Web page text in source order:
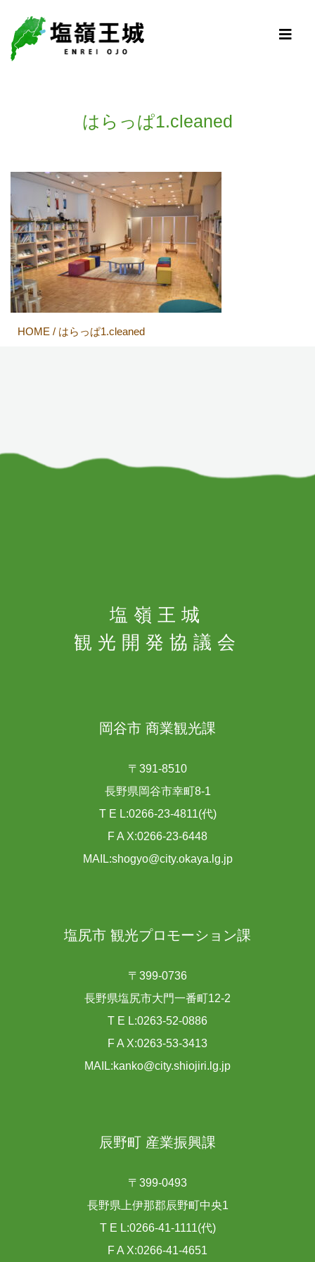
はらっぱ1.cleaned
HOME / はらっぱ1.cleaned
塩嶺王城
観光開発協議会
岡谷市 商業観光課
〒391-8510
長野県岡谷市幸町8-1
T E L:0266-23-4811(代)
F A X:0266-23-6448
MAIL:shogyo@city.okaya.lg.jp
塩尻市 観光プロモーション課
〒399-0736
長野県塩尻市大門一番町12-2
T E L:0263-52-0886
F A X:0263-53-3413
MAIL:kanko@city.shiojiri.lg.jp
辰野町 産業振興課
〒399-0493
長野県上伊那郡辰野町中央1
T E L:0266-41-1111(代)
F A X:0266-41-4651